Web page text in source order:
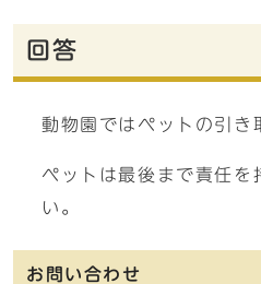
回答
動物園ではペットの引き
ペットは最後まで責任を
い。
お問い合わせ